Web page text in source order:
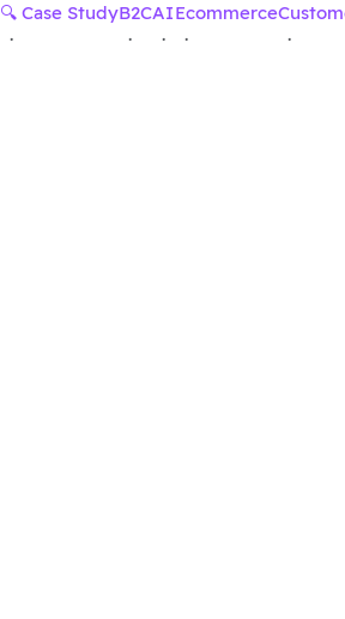
🔍 Case Study
·
B2C
·
AI
·
Ecommerce
·
·